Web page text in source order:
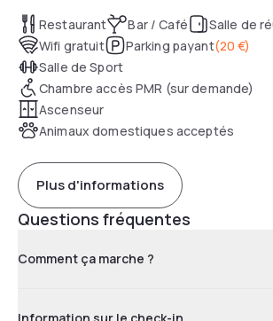
Restaurant Bar / Café
Salle de
Wifi gratuit
Parking payant(20 €)
Salle de Sport
Chambre accès PMR (sur demande)
Ascenseur
Animaux domestiques acceptés
Plus d'informations
Questions fréquentes
Comment ça marche ?
Information sur le check-in